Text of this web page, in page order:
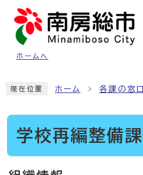
ページの先頭です
ホームへ
現在位置 ホーム 各課の窓口
学校再編整備課